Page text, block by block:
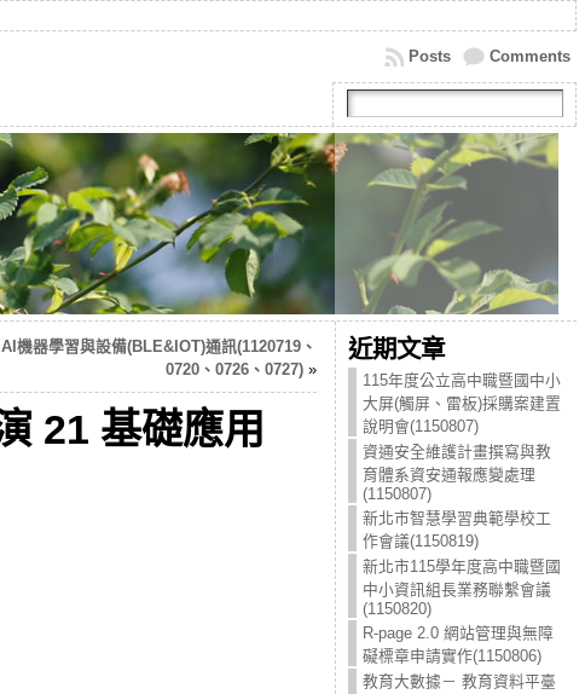
Comments
Posts
機器學習與設備(BLE&IOT)通訊(1120719、
0720、0726、0727)»
21 基礎應用
近期文章
115年度公立高中職暨國中小
大屏(觸屏、雷板)採購案建置
說明會(1150807)
資通安全維護計畫撰寫與教
育體系資安通報應變處理
(1150807)
新北市智慧學習典範學校工
作會議(1150819)
新北市115學年度高中職暨國
中小資訊組長業務聯繫會議
(1150820)
R-page 2.0 網站管理與無障
礙標章申請實作(1150806)
教育大數據－ 教育資料平臺